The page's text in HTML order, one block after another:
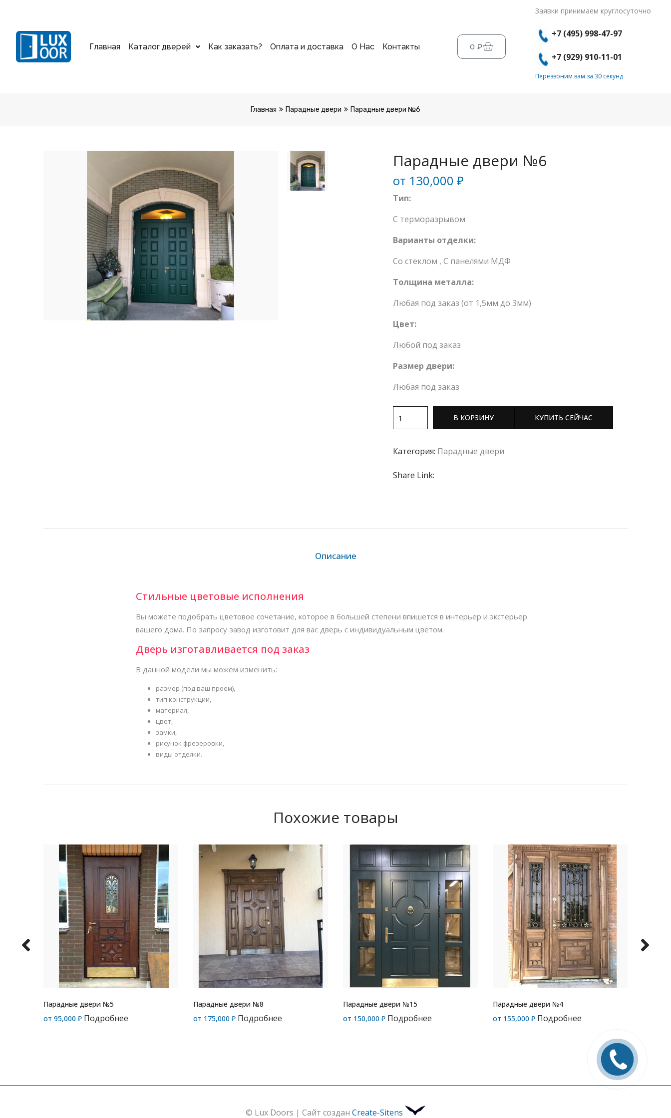
Главная Каталог дверей Как заказать? Оплата и доставка О Нас Контакты 0 ₽
Заявки принимаем круглосуточно
+7 (495) 998-47-97
+7 (929) 910-11-01
Перезвоним вам за 30 секунд
Главная Парадные двери Парадные двери №6
Парадные двери №6
от 130,000 ₽
Тип:
С терморазрывом
Варианты отделки:
Со стеклом , С панелями МДФ
Толщина металла:
Любая под заказ (от 1,5мм до 3мм)
Цвет:
Любой под заказ
Размер двери:
Любая под заказ
В КОРЗИНУ КУПИТЬ СЕЙЧАС
Категория: Парадные двери
Share Link:
Описание
Стильные цветовые исполнения
Вы можете подобрать цветовое сочетание, которое в большей степени впишется в интерьер и экстерьер
вашего дома. По запросу завод изготовит для вас дверь с индивидуальным цветом.
Дверь изготавливается под заказ
В данной модели мы можем изменить:
размер (под ваш проем),
тип конструкции,
материал,
цвет,
замки,
рисунок фрезеровки,
виды отделки.
Похожие товары
Парадные двери №5
от 95,000 ₽ Подробнее
Парадные двери №8
от 175,000 ₽ Подробнее
Парадные двери №15
от 150,000 ₽ Подробнее
Парадные двери №4
от 155,000 ₽ Подробнее
© Lux Doors | Сайт создан Create-Sitens
Заказать
звонок